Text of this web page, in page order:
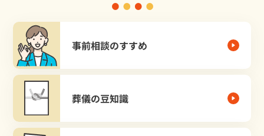
事前相談のすすめ
葬儀の豆知識